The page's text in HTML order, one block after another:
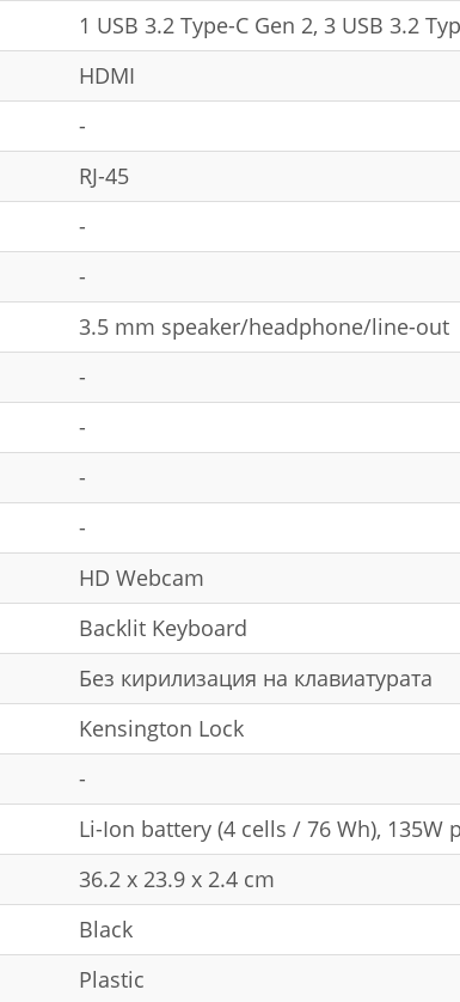
1 USB 3.2 Type-C Gen 2, 3 USB 3.2
HDMI
-
RJ-45
-
-
3.5 mm speaker/headphone/line-out
-
-
-
-
HD Webcam
Backlit Keyboard
Без кирилизация на клавиатурата
Kensington Lock
-
Li-Ion battery (4 cells / 76 Wh), 135W
36.2 x 23.9 x 2.4 cm
Black
Plastic